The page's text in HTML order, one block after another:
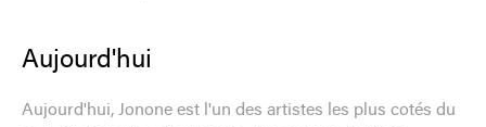
Aujourd'hui
Aujourd'hui, Jonone est l'un des artistes les plus cotés du